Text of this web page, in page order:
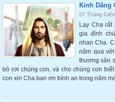
Kinh Dâng
07 Tháng
Lạy Cha
gia đình
nhan Cha.
năm qua
thương săn
bỏ rơi chúng con, và cho chúng con
con xin Cha ban ơn bình an trong năm